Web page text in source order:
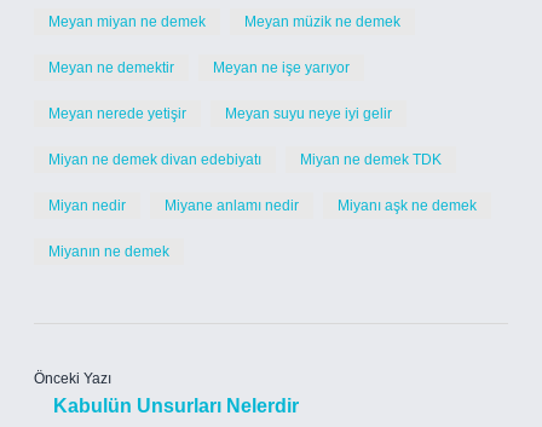
Meyan miyan ne demek Meyan müzik ne demek
Meyan ne demektir Meyan ne işe yarıyor
Meyan nerede yetişir Meyan suyu neye iyi gelir
Miyan ne demek divan edebiyatı Miyan ne demek TDK
Miyan nedir Miyane anlamı nedir Miyanı aşk ne demek
Miyanın ne demek
Önceki Yazı
Kabulün Unsurları Nelerdir